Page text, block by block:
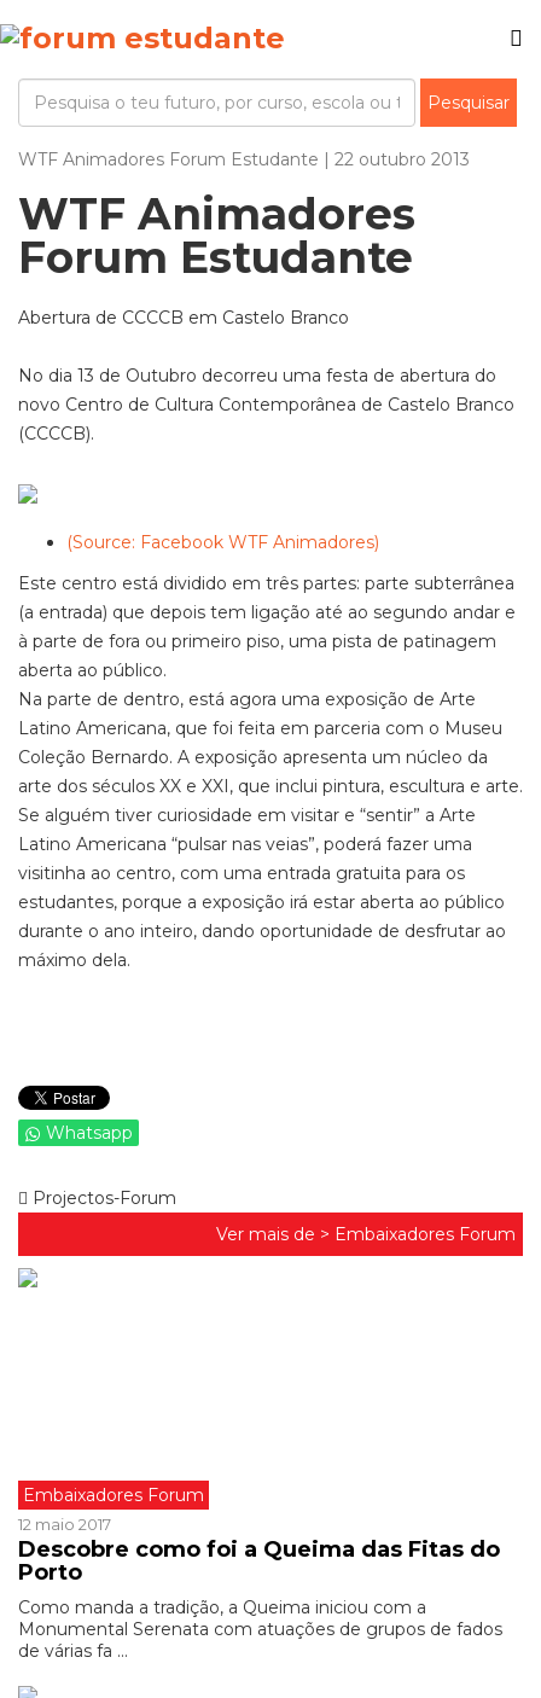
WTF Animadores Forum Estudante | 22 outubro 2013
WTF Animadores
Forum Estudante
Abertura de CCCCB em Castelo Branco
No dia 13 de Outubro decorreu uma festa de abertura do
novo Centro de Cultura Contemporânea de Castelo Branco
(CCCCB).
(Source: Facebook WTF Animadores)
Este centro está dividido em três partes: parte subterrânea
(a entrada) que depois tem ligação até ao segundo andar e
à parte de fora ou primeiro piso, uma pista de patinagem
aberta ao público.
Na parte de dentro, está agora uma exposição de Arte
Latino Americana, que foi feita em parceria com o Museu
Coleção Bernardo. A exposição apresenta um núcleo da
arte dos séculos XX e XXI, que inclui pintura, escultura e arte.
Se alguém tiver curiosidade em visitar e “sentir” a Arte
Latino Americana “pulsar nas veias”, poderá fazer uma
visitinha ao centro, com uma entrada gratuita para os
estudantes, porque a exposição irá estar aberta ao público
durante o ano inteiro, dando oportunidade de desfrutar ao
máximo dela.
Whatsapp
Projectos-Forum
Ver mais de > Embaixadores Forum
Embaixadores Forum
12 maio 2017
Descobre como foi a Queima das Fitas do
Porto
Como manda a tradição, a Queima iniciou com a
Monumental Serenata com atuações de grupos de fados
de várias fa ...